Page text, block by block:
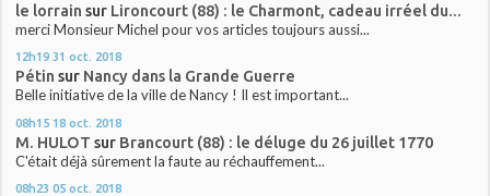
le lorrain sur Lironcourt (88) : le Charmont, cadeau irréel du...
merci Monsieur Michel pour vos articles toujours aussi...
12h19 31 oct. 2018
Pétin sur Nancy dans la Grande Guerre
Belle initiative de la ville de Nancy ! Il est important...
08h15 18 oct. 2018
M. HULOT sur Brancourt (88) : le déluge du 26 juillet 1770
C'était déjà sûrement la faute au réchauffement...
08h23 05 oct. 2018